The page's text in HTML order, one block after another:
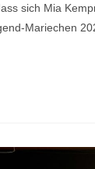
sich Mia
Mariechen